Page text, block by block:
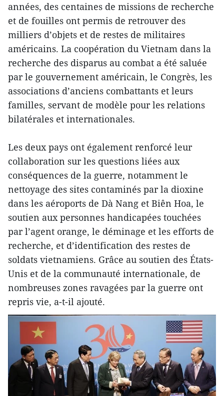
années, des centaines de missions de recherche
et de fouilles ont permis de retrouver des
milliers d’objets et de restes de militaires
américains. La coopération du Vietnam dans la
recherche des disparus au combat a été saluée
par le gouvernement américain, le Congrès, les
associations d’anciens combattants et leurs
familles, servant de modèle pour les relations
bilatérales et internationales.
Les deux pays ont également renforcé leur
collaboration sur les questions liées aux
conséquences de la guerre, notamment le
nettoyage des sites contaminés par la dioxine
dans les aéroports de Dà Nang et Biên Hoa, le
soutien aux personnes handicapées touchées
par l’agent orange, le déminage et les efforts de
recherche, et d’identification des restes de
soldats vietnamiens. Grâce au soutien des États-
Unis et de la communauté internationale, de
nombreuses zones ravagées par la guerre ont
repris vie, a-t-il ajouté.